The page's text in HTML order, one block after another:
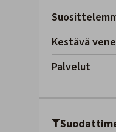
Kestävä
Palvelut